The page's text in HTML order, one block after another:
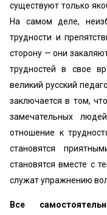
существуют только
На самом деле,
трудности и
сторону — они
трудностей в свое
великий русский
заключается в том,
замечательных
отношение к
становятся
становятся вместе с
служат упражнению
Все